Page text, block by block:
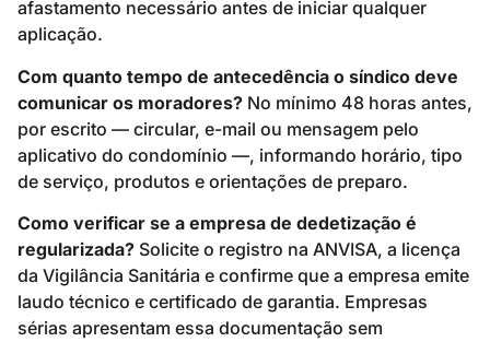
afastamento necessário antes de iniciar qualquer
aplicação.
Com quanto tempo de antecedência o síndico deve
comunicar os moradores? No mínimo 48 horas antes,
por escrito — circular, e-mail ou mensagem pelo
aplicativo do condomínio —, informando horário, tipo
de serviço, produtos e orientações de preparo.
Como verificar se a empresa de dedetização é
regularizada? Solicite o registro na ANVISA, a licença
da Vigilância Sanitária e confirme que a empresa emite
laudo técnico e certificado de garantia. Empresas
sérias apresentam essa documentação sem